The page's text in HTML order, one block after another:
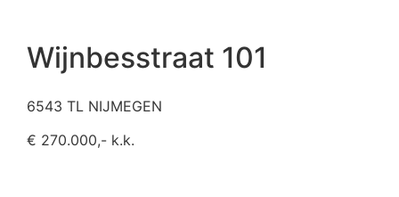
Wijnbesstraat 101
6543 TL NIJMEGEN
€ 270.000,- k.k.